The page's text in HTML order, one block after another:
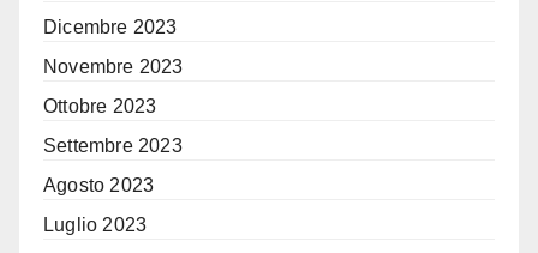
Dicembre 2023
Novembre 2023
Ottobre 2023
Settembre 2023
Agosto 2023
Luglio 2023